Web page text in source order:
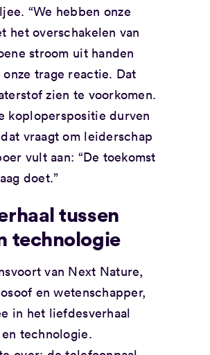
“We hebben onze
het overschakelen van
stroom uit handen
trage reactie. Dat
zien te voorkomen.
koploperspositie durven
vraagt om leiderschap
vult aan: “De toekomst
doet.”
tussen
technologie
van Next Nature,
en wetenschapper,
in het liefdesverhaal
technologie.